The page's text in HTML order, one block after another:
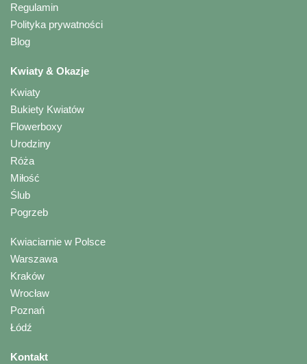
Regulamin
Polityka prywatności
Blog
Kwiaty & Okazje
Kwiaty
Bukiety Kwiatów
Flowerboxy
Urodziny
Róża
Miłość
Ślub
Pogrzeb
Kwiaciarnie w Polsce
Warszawa
Kraków
Wrocław
Poznań
Łódź
Kontakt